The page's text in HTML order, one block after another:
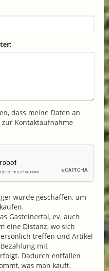
dass meine Daten an
Kontaktaufnahme
wurde geschaffen, um
Gasteinertal, ev. auch
eine Distanz, wo sich
treffen und Artikel
mit
Dadurch entfallen
was man kauft.